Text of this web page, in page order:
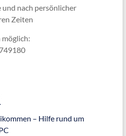
nach persönlicher
Zeiten
– Hilfe rund um